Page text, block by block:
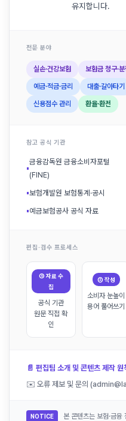
유지합니다.
전문 분야
실손·건강보험 보험금 청구·분
예금·적금·금리 대출·갈아타기
신용점수 관리 환율·환전
참고 공식 기관
▪
금융감독원 금융소비자포털
(FINE)
▪보험개발원 보험통계·공시
▪예금보험공사 공식 자료
편집·검수 프로세스
① 자료 수
집
공식 기관
원문 직접 확
인
② 작성
소비자 눈높이
용어 풀어쓰기
📄 편집팀 소개 및 콘텐츠 제작
✉️ 오류 제보 및 문의
NOTICE
본 콘텐츠는 보험·금융